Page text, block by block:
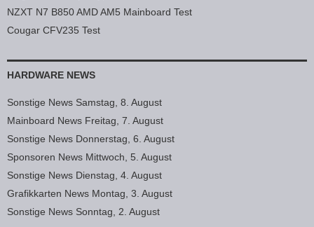
NZXT N7 B850 AMD AM5 Mainboard Test
Cougar CFV235 Test
HARDWARE NEWS
Sonstige News Samstag, 8. August
Mainboard News Freitag, 7. August
Sonstige News Donnerstag, 6. August
Sponsoren News Mittwoch, 5. August
Sonstige News Dienstag, 4. August
Grafikkarten News Montag, 3. August
Sonstige News Sonntag, 2. August